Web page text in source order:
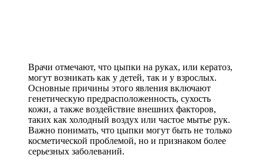
Врачи отмечают, что цыпки на руках, или кератоз,
могут возникать как у детей, так и у взрослых.
Основные причины этого явления включают
генетическую предрасположенность, сухость
кожи, а также воздействие внешних факторов,
таких как холодный воздух или частое мытье рук.
Важно понимать, что цыпки могут быть не только
косметической проблемой, но и признаком более
серьезных заболеваний.